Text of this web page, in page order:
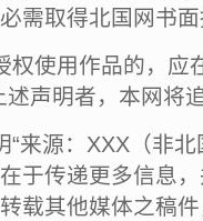
需取得北国网书
权使用作品的，应
述声明者，本网将
“来源：XXX（非
于传递更多信息
载其他媒体之稿